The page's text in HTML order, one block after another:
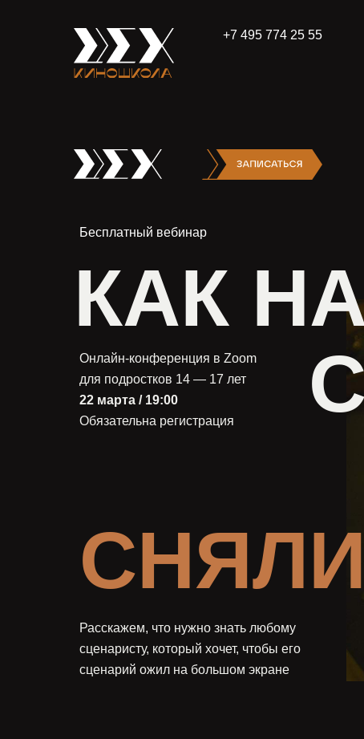
+7 495 774 25 55
Бесплатный вебинар
КАК
Расскажем, что нужно знать любому
сценаристу, который хочет, чтобы его
сценарий ожил на большом экране
Онлайн-конференция в Zoom
для подростков 14 — 17 лет
22 марта / 19:00
Обязательна регистрация